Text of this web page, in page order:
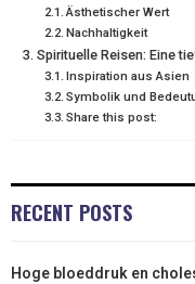
E
R
K
Ästhetischer Wert
Nachhaltigkeit
Spirituelle Reisen: Eine
Inspiration aus Asien
Symbolik und
Share this post:
RECENT POSTS
Hoge bloeddruk en